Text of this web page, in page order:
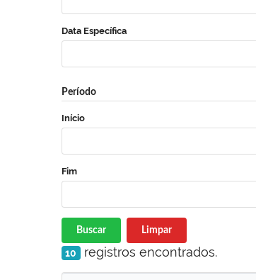
Data Específica
Período
Início
Fim
Buscar Limpar
10 registros encontrados.